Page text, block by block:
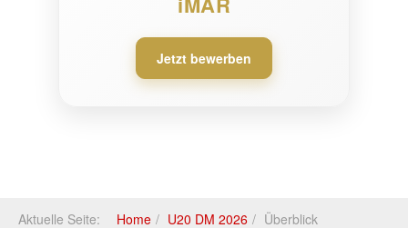
Jetzt bewerben
Aktuelle Seite: Home U20 DM 2026 Überblick